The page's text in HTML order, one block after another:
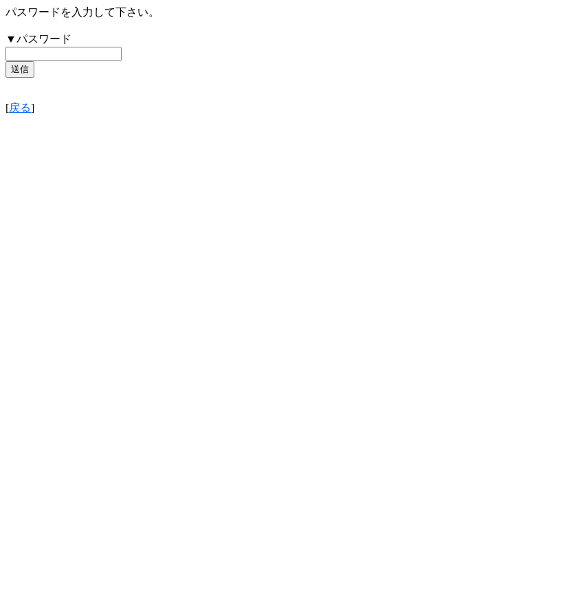
パスワードを入力して下さい。
▼パスワード
[戻る]